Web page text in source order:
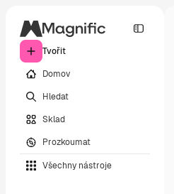
Tvořit
Domov
Hledat
Sklad
Prozkoumat
Všechny nástroje